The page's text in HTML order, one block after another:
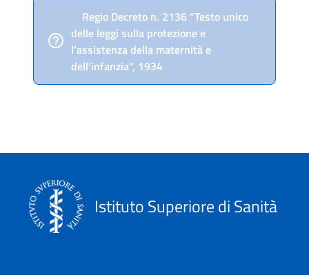
Regio Decreto n. 2136 “Testo unico
delle leggi sulla protezione e
l’assistenza della maternità e
dell’infanzia”, 1934
Istituto Superiore di Sanità